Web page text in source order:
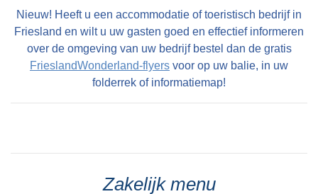
Nieuw! Heeft u een accommodatie of toeristisch bedrijf in
Friesland en wilt u uw gasten goed en effectief informeren
over de omgeving van uw bedrijf bestel dan de gratis
FrieslandWonderland-flyers voor op uw balie, in uw
folderrek of informatiemap!
Zakelijk menu